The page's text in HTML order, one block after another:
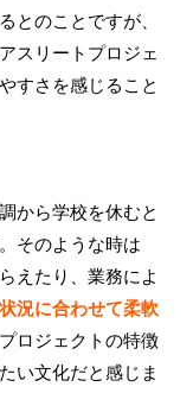
とのことですが、
スリートプロジェ
すさを感じること
から学校を休むと
そのような時は
えたり、業務によ
況に合わせて柔軟
ロジェクトの特徴
い文化だと感じま